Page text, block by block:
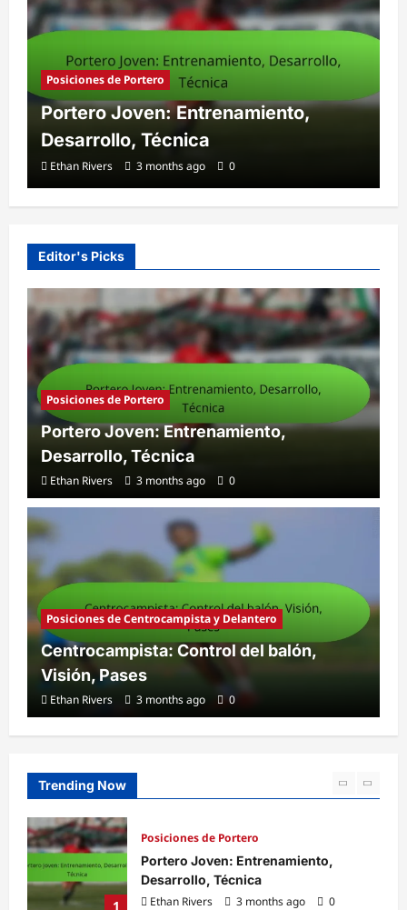
Posiciones de Portero
Portero Joven: Entrenamiento,
Desarrollo, Técnica
Ethan Rivers 3 months ago 0
Editor's Picks
Posiciones de Portero
Portero Joven: Entrenamiento,
Desarrollo, Técnica
Ethan Rivers 3 months ago 0
Posiciones de Centrocampista y Delantero
Centrocampista: Control del balón,
Visión, Pases
Ethan Rivers 3 months ago 0
Trending Now
Posiciones de Portero
Portero Joven: Entrenamiento,
Desarrollo, Técnica
Ethan Rivers
3 months ago